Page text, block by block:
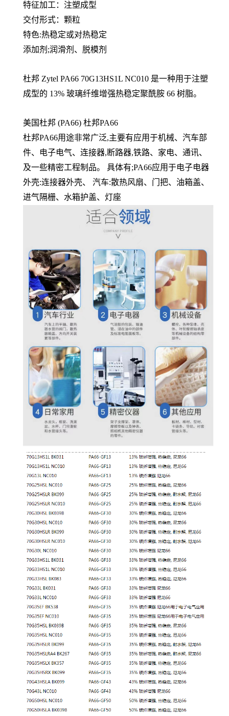
特征加工：注塑成型
交付形式：颗粒
特色:热稳定或对热稳定
添加剂;润滑剂、脱模剂
杜邦 Zytel PA66 70G13HS1L NC010 是一种用于注塑
成型的 13% 玻璃纤维增强热稳定聚酰胺 66 树脂。
美国杜邦 (PA66) 杜邦PA66
杜邦PA66用途非常广泛,主要有应用于机械、汽车部
件、电子电气、连接器,断路器,铁路、家电、通讯、
及一些精密工程制品。 具体有;PA66应用于电子电器
外壳:连接器外壳、 汽车:散热风扇、门把、油箱盖、
进气隔栅、水箱护盖、灯座